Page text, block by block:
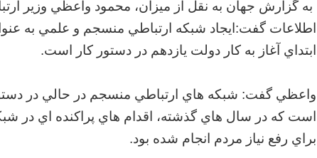
به گزارش جهان به نقل از میزان، محمود واعظي وزير
اطلاعات گفت:ايجاد شبكه ارتباطي منسجم و علمي به
ابتداي آغاز به كار دولت يازدهم در دستور كار است.
واعظي گفت: شبكه هاي ارتباطي منسجم در حالي در
است كه در سال هاي گذشته، اقدام هاي پراكنده اي در
براي رفع نياز مردم انجام شده بود.